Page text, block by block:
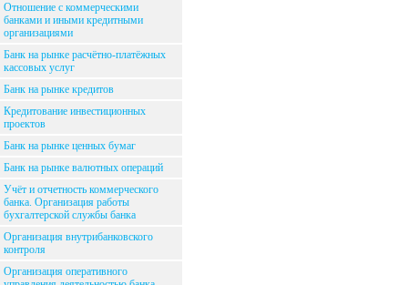
Отношение с коммерческими
банками и иными кредитными
организациями
Банк на рынке расчётно-платёжных
кассовых услуг
Банк на рынке кредитов
Кредитование инвестиционных
проектов
Банк на рынке ценных бумаг
Банк на рынке валютных операций
Учёт и отчетность коммерческого
банка. Организация работы
бухгалтерской службы банка
Организация внутрибанковского
контроля
Организация оперативного